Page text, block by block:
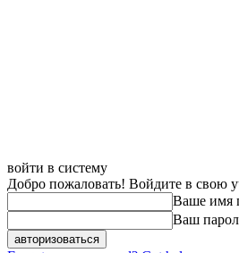
войти в систему
Добро пожаловать! Войдите в свою
Ваше имя
Ваш